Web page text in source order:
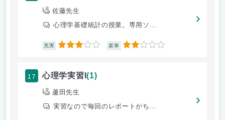
佐藤先生
心理学基礎統計の授業。専用ソ...
充実 3 楽単 2
17 心理学実習I(1)
蘆田先生
実習なので毎回のレポートがち...